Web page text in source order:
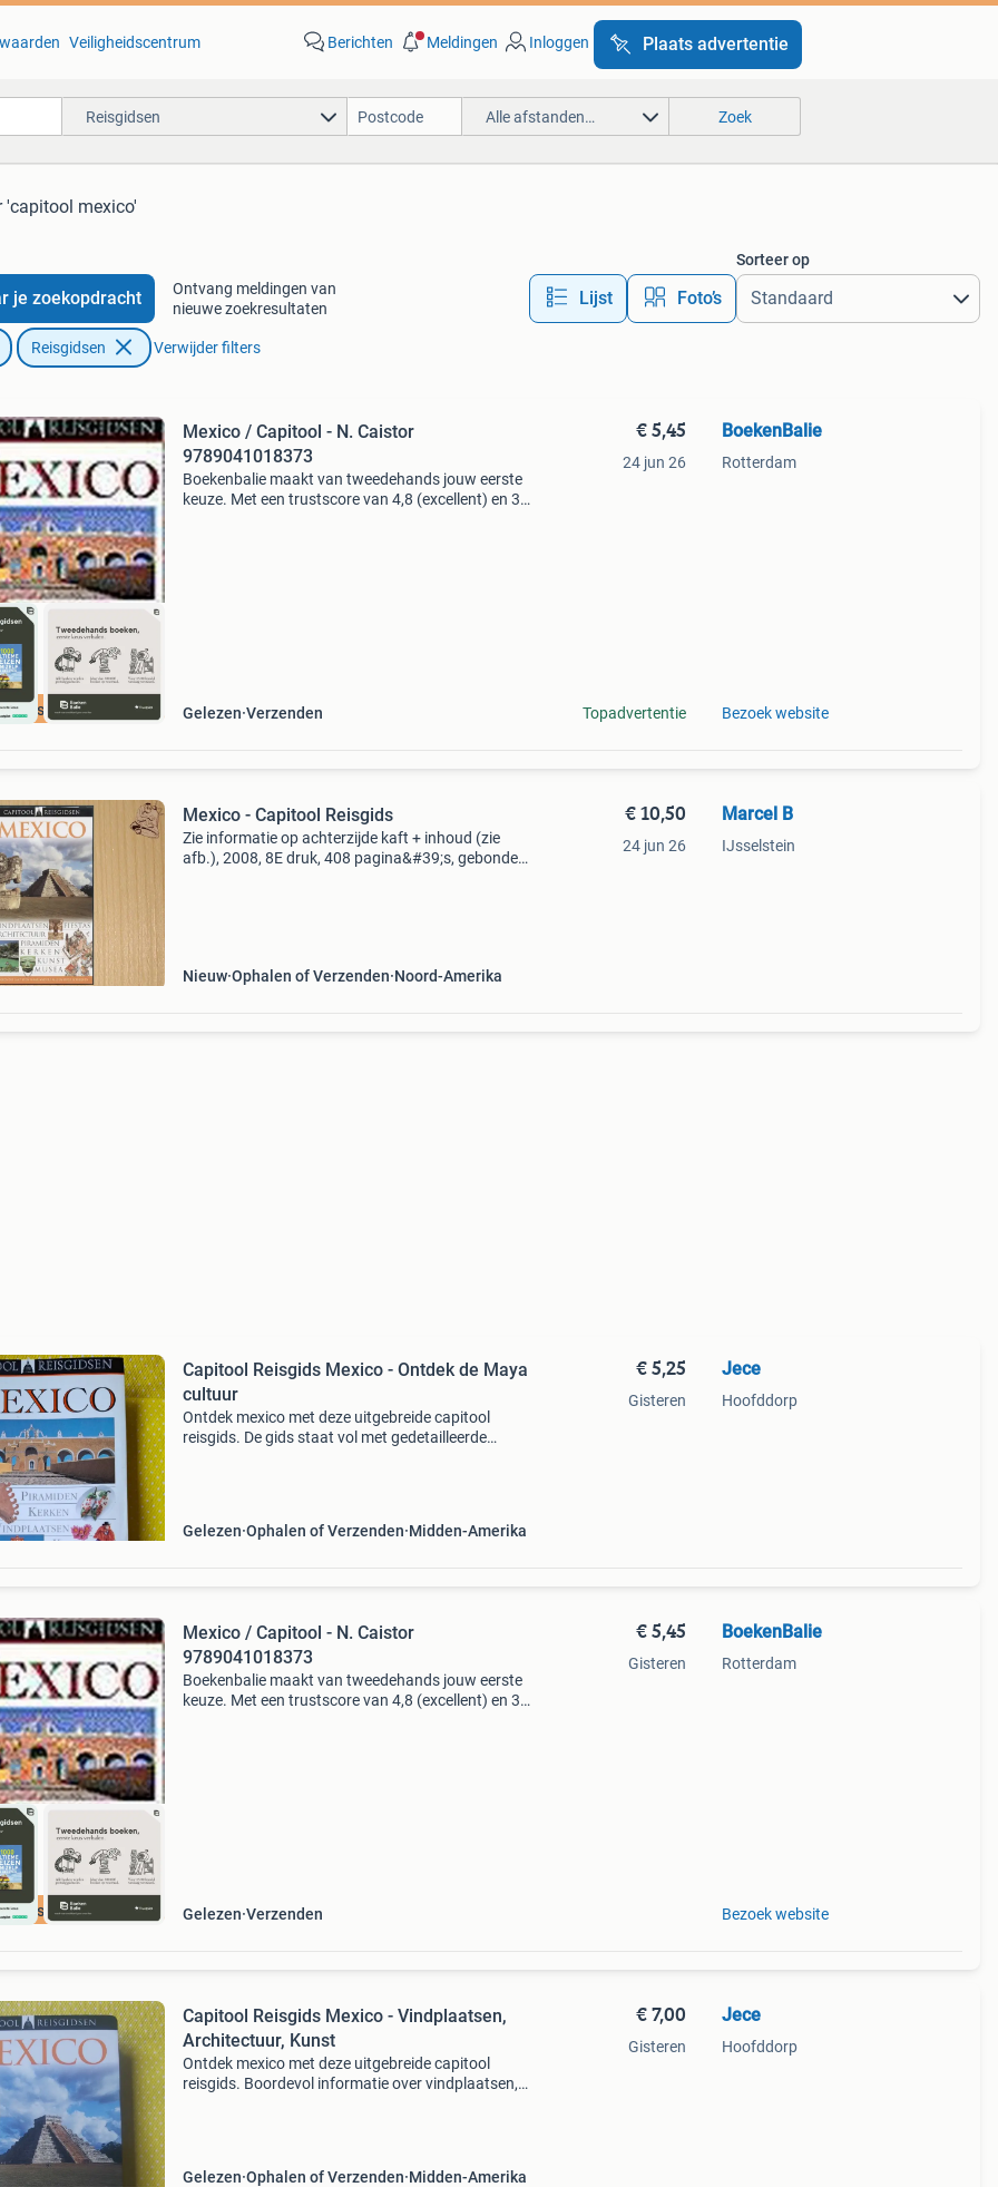
Veiligheidscentrum Berichten Meldingen Inloggen Plaats advertentie
Reisgidsen Alle afstanden… Zoek
'capitool mexico'
je zoekopdracht
Ontvang meldingen van
nieuwe zoekresultaten
Lijst Foto’s
Sorteer op
Reisgidsen Verwijder filters
prijs
Mexico / Capitool - N. Caistor
9789041018373
Boekenbalie maakt van tweedehands jouw eerste
keuze. Met een trustscore van 4,8 (excellent) en 30
Gelezen Verzenden
€ 5,45
24 jun 26
Topadvertentie
BoekenBalie
Rotterdam
Bezoek website
Mexico - Capitool Reisgids
Zie informatie op achterzijde kaft + inhoud (zie
afb.), 2008, 8E druk, 408 pagina&#39;s, gebonden,
Nieuw Ophalen of Verzenden Noord-Amerika
€ 10,50
24 jun 26
Marcel B
IJsselstein
Capitool Reisgids Mexico - Ontdek de Maya
cultuur
Ontdek mexico met deze uitgebreide capitool
reisgids. De gids staat vol met gedetailleerde
Gelezen Ophalen of Verzenden Midden-Amerika
€ 5,25
Gisteren
Jece
Hoofddorp
prijs
Mexico / Capitool - N. Caistor
9789041018373
Boekenbalie maakt van tweedehands jouw eerste
keuze. Met een trustscore van 4,8 (excellent) en 30
Gelezen Verzenden
€ 5,45
Gisteren
BoekenBalie
Rotterdam
Bezoek website
Capitool Reisgids Mexico - Vindplaatsen,
Architectuur, Kunst
Ontdek mexico met deze uitgebreide capitool
reisgids. Boordevol informatie over vindplaatsen,
Gelezen Ophalen of Verzenden Midden-Amerika
€ 7,00
Gisteren
Jece
Hoofddorp